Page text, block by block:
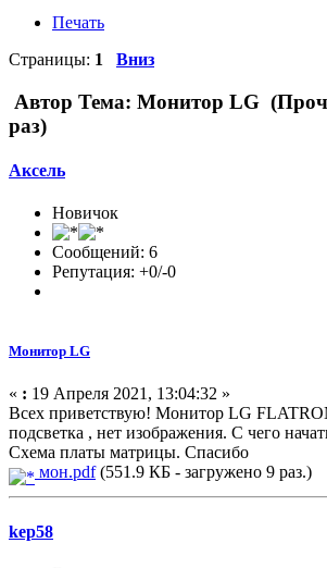
Печать
Страницы: 1 Вниз
Автор Тема: Монитор LG
раз)
Аксель
Новичок
Сообщений: 6
Репутация: +0/-0
Монитор LG
« : 19 Апреля 2021, 13:04:32 »
Всех приветствую! Монитор LG
подсветка , нет изображения. С чего
Схема платы матрицы. Спасибо
мон.pdf(551.9 КБ - загружено 9 раз.)
kep58